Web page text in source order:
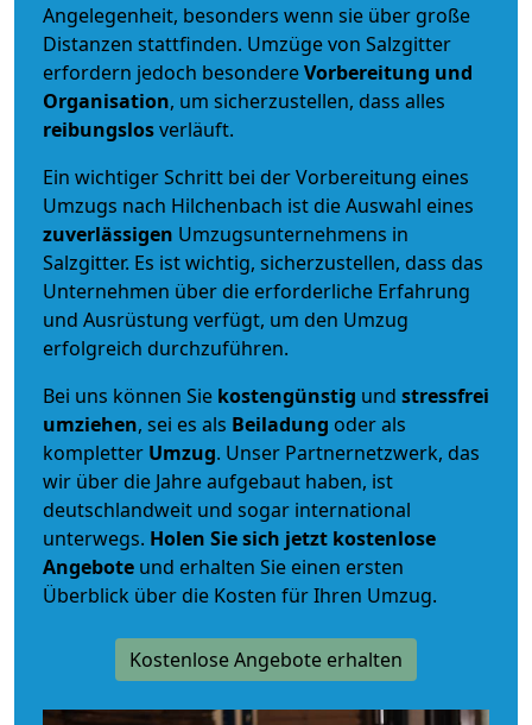
Angelegenheit, besonders wenn sie über große
Distanzen stattfinden. Umzüge von Salzgitter
erfordern jedoch besondereVorbereitung und
Organisation, um sicherzustellen, dass alles
reibungslosverläuft.
Ein wichtiger Schritt bei der Vorbereitung eines
Umzugs nach Hilchenbach ist die Auswahl eines
zuverlässigen Umzugsunternehmens in
Salzgitter. Es ist wichtig, sicherzustellen, dass das
Unternehmen über die erforderliche Erfahrung
und Ausrüstung verfügt, um den Umzug
erfolgreich durchzuführen.
Bei uns können Sie kostengünstig und stressfrei
umziehen, sei es als Beiladung oder als
kompletter Umzug. Unser Partnernetzwerk, das
wir über die Jahre aufgebaut haben, ist
deutschlandweit und sogar international
unterwegs. Holen Sie sich jetzt kostenlose
Angebote und erhalten Sie einen ersten
Überblick über die Kosten für Ihren Umzug.
Kostenlose Angebote erhalten